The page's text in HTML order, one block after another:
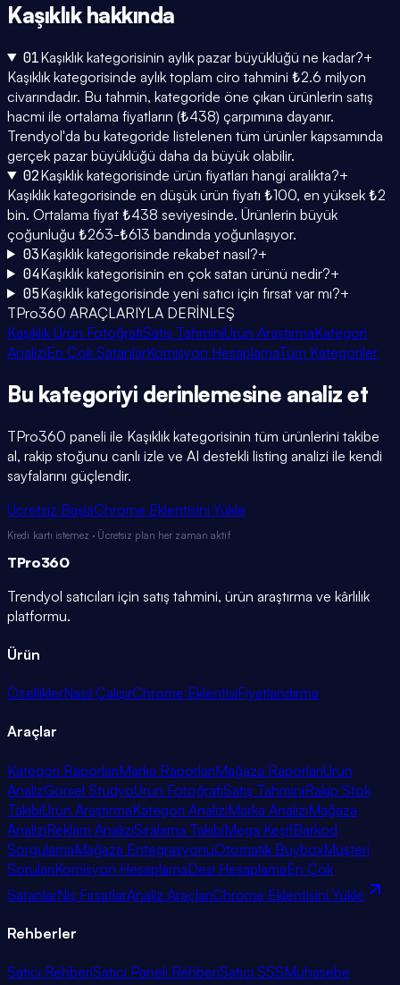
Kaşıklıkhakkında
01Kaşıklık kategorisinin aylık pazar büyüklüğü ne kadar?+
Kaşıklık kategorisinde aylık toplam ciro tahmini ₺2.6 milyon
civarındadır. Bu tahmin, kategoride öne çıkan ürünlerin satış
hacmi ile ortalama fiyatların (₺438) çarpımına dayanır.
Trendyol'da bu kategoride listelenen tüm ürünler kapsamında
gerçek pazar büyüklüğü daha da büyük olabilir.
02Kaşıklık kategorisinde ürün fiyatları hangi aralıkta?+
Kaşıklık kategorisinde en düşük ürün fiyatı ₺100, en yüksek ₺2
bin. Ortalama fiyat ₺438 seviyesinde. Ürünlerin büyük
çoğunluğu ₺263-₺613 bandında yoğunlaşıyor.
03Kaşıklık kategorisinde rekabet nasıl?+
04Kaşıklık kategorisinin en çok satan ürünü nedir?+
05Kaşıklık kategorisinde yeni satıcı için fırsat var mı?+
TPro360 ARAÇLARIYLA DERİNLEŞ
Kaşıklık Ürün FotoğrafıSatış TahminiÜrün AraştırmaKategori
AnaliziEn Çok SatanlarKomisyon HesaplamaTüm Kategoriler
Bu kategoriyi derinlemesine analiz et
TPro360 paneli ile Kaşıklık kategorisinin tüm ürünlerini takibe
al, rakip stoğunu canlı izle ve AI destekli listing analizi ile kendi
sayfalarını güçlendir.
Ücretsiz BaşlaChrome Eklentisini Yükle
Kredi kartı istemez · Ücretsiz plan her zaman aktif
TPro360
Trendyol satıcıları için satış tahmini, ürün araştırma ve kârlılık
platformu.
Ürün
ÖzelliklerNasıl ÇalışırChrome EklentisiFiyatlandırma
Araçlar
Kategori RaporlarıMarka RaporlarıMağaza RaporlarıÜrün
AnalizGörsel StüdyoÜrün FotoğrafıSatış TahminiRakip Stok
TakibiÜrün AraştırmaKategori AnaliziMarka AnaliziMağaza
AnaliziReklam AnaliziSıralama TakibiMega KeşifBarkod
SorgulamaMağaza EntegrasyonuOtomatik BuyboxMüşteri
SorularıKomisyon HesaplamaDesi HesaplamaEn Çok
SatanlarNiş FırsatlarAnaliz AraçlarıChrome Eklentisini Yükle
Rehberler
Satıcı RehberiSatıcı Paneli RehberiSatıcı SSSMuhasebe